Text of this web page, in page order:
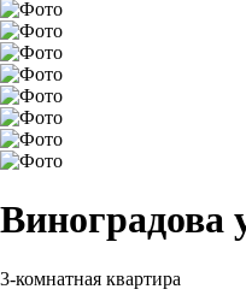
Виноградова
3-комнатная квартира